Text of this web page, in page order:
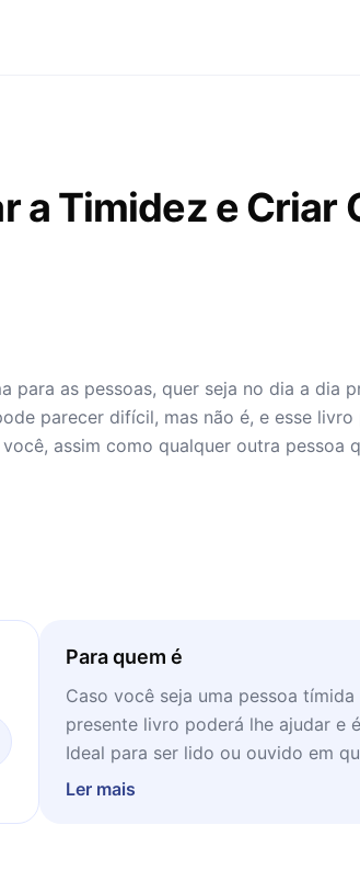
a Timidez e Criar
para as pessoas, quer seja no dia a dia
parecer difícil, mas não é, e esse
assim como qualquer outra pessoa
Para quem é
Caso você seja uma pessoa
presente livro poderá lhe ajudar e
Ideal para ser lido ou ouvido em
Ler mais